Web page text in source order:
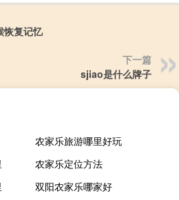
恢复记忆
下一篇
sjiao是什么牌子
农家乐旅游哪里好玩
农家乐定位方法
双阳农家乐哪家好